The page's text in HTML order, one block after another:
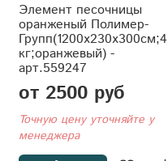
Элемент песочницы
оранженый Полимер-
Групп(1200x230x300см;4
кг;оранжевый) -
арт.559247
от 2500 руб
Точную цену уточняйте у
менеджера